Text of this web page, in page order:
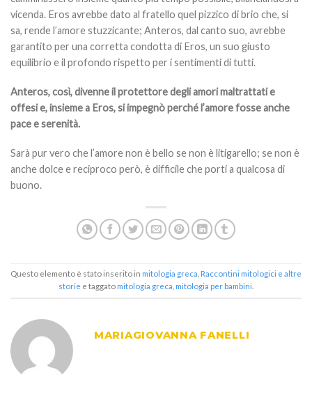
vicenda. Eros avrebbe dato al fratello quel pizzico di brio che, si
sa, rende l’amore stuzzicante; Anteros, dal canto suo, avrebbe
garantito per una corretta condotta di Eros, un suo giusto
equilibrio e il profondo rispetto per i sentimenti di tutti.
Anteros, così, divenne il protettore degli amori maltrattati e
offesi e, insieme a Eros, si impegnò perché l’amore fosse anche
pace e serenità.
Sarà pur vero che l’amore non è bello se non è litigarello; se non è
anche dolce e reciproco però, è difficile che porti a qualcosa di
buono.
Questo elemento è stato inserito in mitologia greca Raccontini mitologici e altre
storie e taggatomitologia greca mitologia per bambini
MARIAGIOVANNA FANELLI